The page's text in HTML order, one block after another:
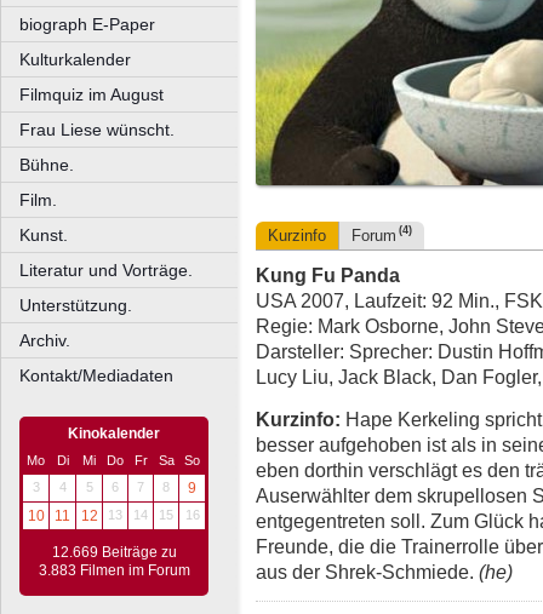
biograph E-Paper
Kulturkalender
Filmquiz im August
Frau Liese wünscht.
Bühne.
Film.
Kunst.
Literatur und Vorträge.
Unterstützung.
Archiv.
Kontakt/Mediadaten
Kinokalender
Mo Di Mi Do Fr Sa
So
3
4 5 6 7 8
9
10
11 12 13 14 15 16
12.669 Beiträge zu
3.883 Filmen im Forum
Kurzinfo Forum (4)
Kung Fu Panda
USA 2007, Laufzeit: 92 Min.,
Regie: Mark Osborne, John
Darsteller: Sprecher: Dustin
Lucy Liu, Jack Black, Dan
Kurzinfo: Hape Kerkeling
besser aufgehoben ist als in
eben dorthin verschlägt es den
Auserwählter dem skrupellosen
entgegentreten soll. Zum Glück
Freunde, die die Trainerrolle
aus der Shrek-Schmiede. (he)